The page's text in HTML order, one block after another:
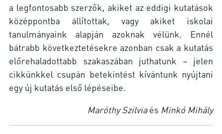
a legfontosabb szerzők, akiket az eddigi kutatások
középpontba állítottak, vagy akiket iskolai
tanulmányaink alapján azoknak vélünk. Ennél
bátrabb következtetésekre azonban csak a kutatás
előrehaladottabb szakaszában juthatunk – jelen
cikkünkkel csupán betekintést kívántunk nyújtani
egy új kutatás első lépéseibe.
Maróthy Szilviaés Minkó Mihály